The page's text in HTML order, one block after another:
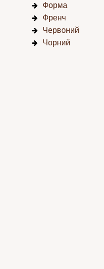
Форма
Френч
Червоний
Чорний